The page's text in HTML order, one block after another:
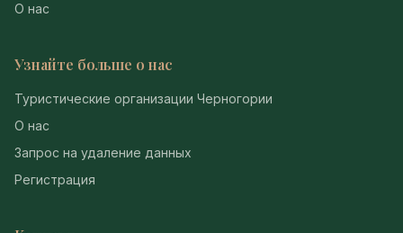
О нас
Узнайте больше о нас
Туристические организации Черногории
О нас
Запрос на удаление данных
Регистрация